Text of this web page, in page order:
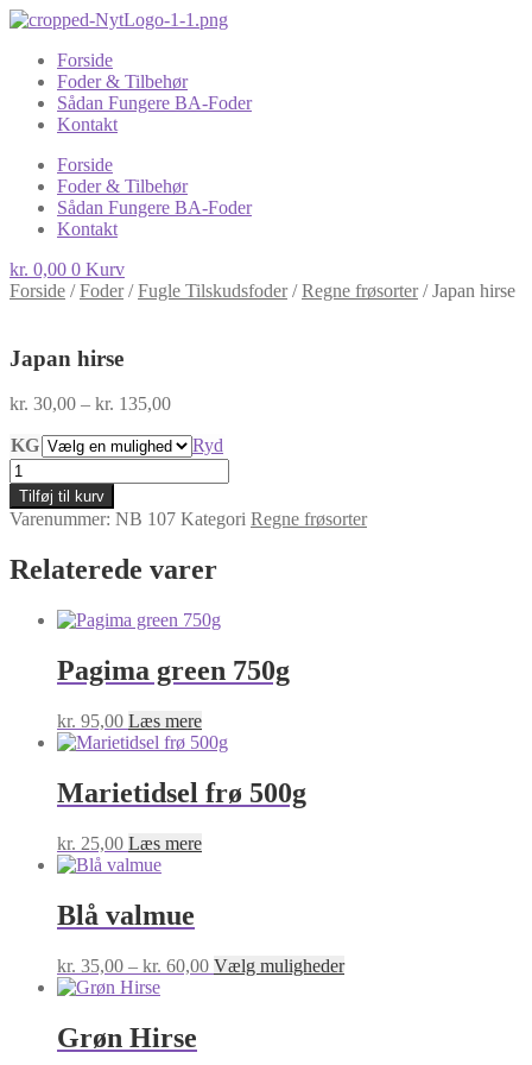
Forside
Foder & Tilbehør
Sådan Fungere BA-Foder
Kontakt
Forside
Foder & Tilbehør
Sådan Fungere BA-Foder
Kontakt
kr. 0,00 0 Kurv
Forside /Foder/Fugle Tilskudsfoder/Regne frøsorter/Japan hirse
Japan hirse
kr. 30,00 – kr. 135,00Prisinterval:
til
kr. 135,00
KG
Ryd
Japan
hirse
antal
Tilføj til kurv
Varenummer: NB 107 Kategori Regne frøsorter
Relaterede varer
Pagima green 750g
kr. 95,00 Læs mere
Marietidsel frø 500g
kr. 25,00 Læs mere
Blå valmue
kr. 35,00 – kr. 60,00Prisinterval:
Vælg mulighederDette
Grøn Hirse